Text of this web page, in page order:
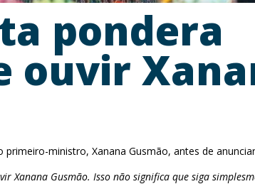
pondera
ouvir
ministro, Xanana Gusmão, antes de
Gusmão. Isso não significa que siga